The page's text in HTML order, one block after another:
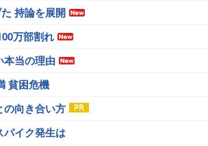
持論を展開
万部割れ
本当の理由
貧困危機
の向き合い方
パイク発生は